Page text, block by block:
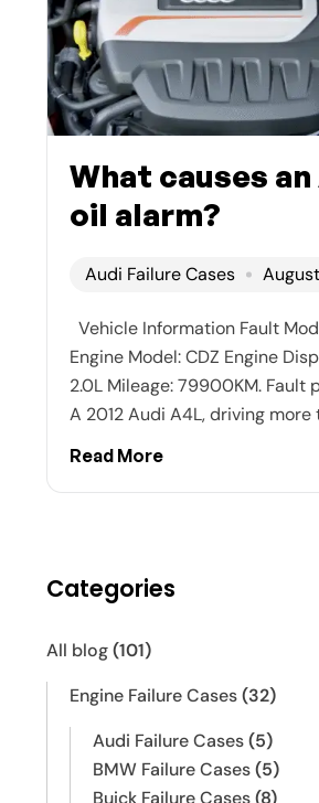
What causes
oil alarm?
Audi Failure Cases
Vehicle Information Fault
Engine Model: CDZ Engine
2.0L Mileage: 79900KM. Fault
A 2012 Audi A4L, driving
Read More
Categories
All blog(101)
Engine Failure Cases(32)
Audi Failure Cases(5)
BMW Failure Cases(5)